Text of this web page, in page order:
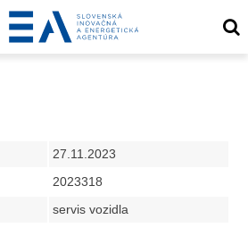
27.11.2023
2023318
servis vozidla